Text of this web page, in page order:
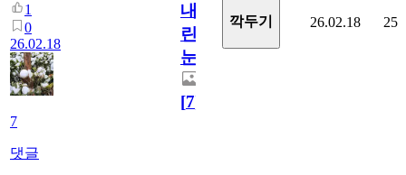
1
0
26.02.18
7
댓글
내
린
눈
[7]
깍두기 26.02.18 25